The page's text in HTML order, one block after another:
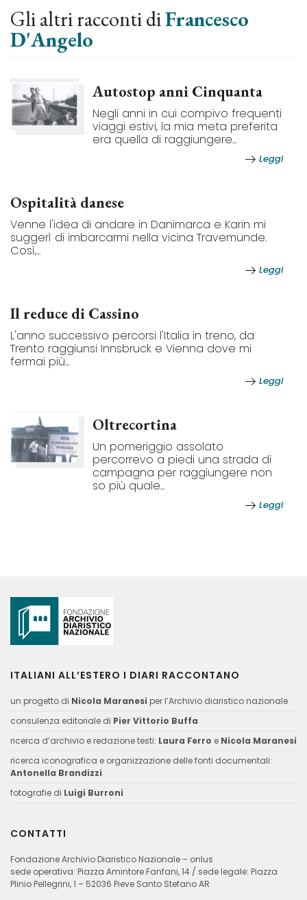
Gli altri racconti diFrancesco
D'Angelo
Autostop anni Cinquanta
Negli anni in cui compivo frequenti
viaggi estivi, la mia meta preferita
era quella di raggiungere...
Leggi
Ospitalità danese
Venne l'idea di andare in Danimarca e Karin mi
suggerì di imbarcarmi nella vicina Travemunde.
Così,...
Leggi
Il reduce di Cassino
L'anno successivo percorsi l'Italia in treno, da
Trento raggiunsi Innsbruck e Vienna dove mi
fermai più...
Leggi
Oltrecortina
Un pomeriggio assolato
percorrevo a piedi una strada di
campagna per raggiungere non
so più quale...
Leggi
ITALIANI ALL’ESTERO I DIARI RACCONTANO
un progetto di Nicola Maranesi per l’Archivio diaristico nazionale
consulenza editoriale di Pier Vittorio Buffa
ricerca d’archivio e redazione testi: Laura Ferro e Nicola Maranesi
ricerca iconografica e organizzazione delle fonti documentali:
Antonella Brandizzi
fotografie di Luigi Burroni
CONTATTI
Fondazione Archivio Diaristico Nazionale – onlus
sede operativa: Piazza Amintore Fanfani, 14 / sede legale: Piazza
Plinio Pellegrini, 1 – 52036 Pieve Santo Stefano AR